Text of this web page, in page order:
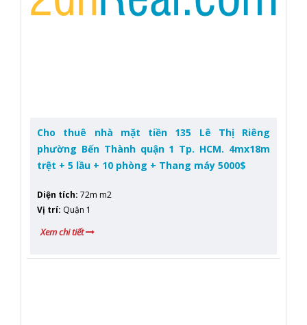
Cho thuê nhà mặt tiền 135 Lê Thị Riêng
phường Bến Thành quận 1 Tp. HCM. 4mx18m
trệt + 5 lầu + 10 phòng + Thang máy 5000$
Diện tích: 72m m2
Vị trí: Quận 1
Xem chi tiết